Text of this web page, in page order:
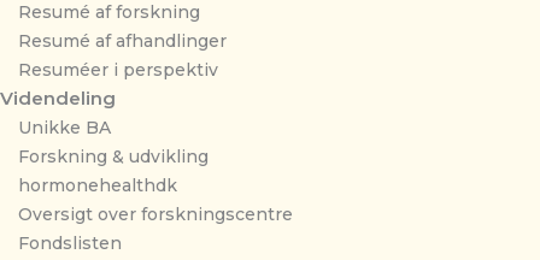
Resumé af forskning
Resumé af afhandlinger
Resuméer i perspektiv
Videndeling
Unikke BA
Forskning & udvikling
hormonehealthdk
Oversigt over forskningscentre
Fondslisten